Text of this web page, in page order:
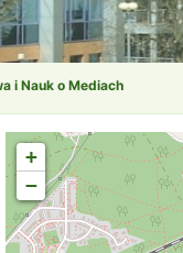
i Nauk o Mediach
+
−